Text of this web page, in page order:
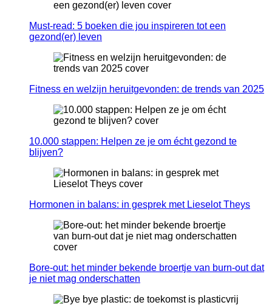
Must-read: 5 boeken die jou inspireren tot een
gezond(er) leven
Fitness en welzijn heruitgevonden: de trends van 2025
10.000 stappen: Helpen ze je om écht gezond te
blijven?
Hormonen in balans: in gesprek met Lieselot Theys
Bore-out: het minder bekende broertje van burn-out dat
je niet mag onderschatten